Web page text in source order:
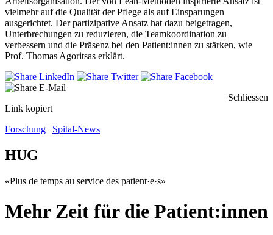
vielmehr auf die Qualität der Pflege als auf Einsparungen
ausgerichtet. Der partizipative Ansatz hat dazu beigetragen,
Unterbrechungen zu reduzieren, die Teamkoordination zu
verbessern und die Präsenz bei den Patient:innen zu stärken, wie
Prof. Thomas Agoritsas erklärt.
Link kopiert
Schliessen
Forschung | Spital-News
HUG
«Plus de temps au service des patient·e·s»
Mehr Zeit für die Patient:innen